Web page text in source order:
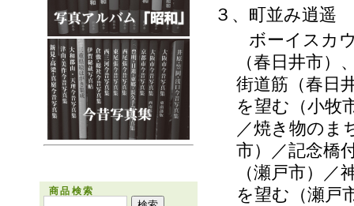
商品検索
３、町並み逍遥
ボーイスカウ
（春日井市
街道筋（春日
を望む（小牧
／焼き物のま
市）／記念橋
（瀬戸市）
を望む（瀬戸